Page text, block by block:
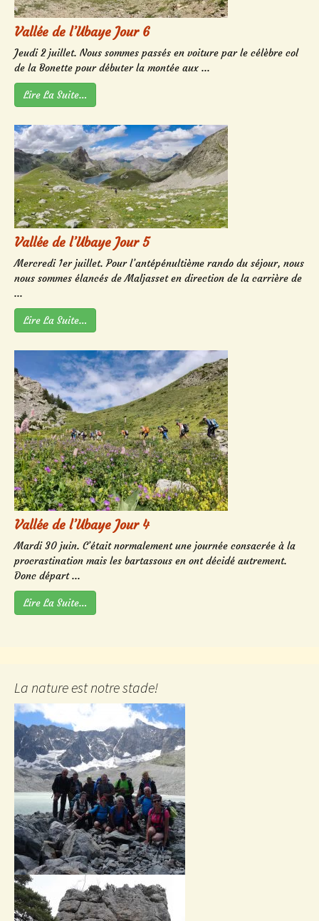
Vallée de l’Ubaye Jour 6
Jeudi 2 juillet. Nous sommes passés en voiture par le célèbre col
de la Bonette pour débuter la montée aux ...
Lire La Suite…
Vallée de l’Ubaye Jour 5
Mercredi 1er juillet. Pour l’antépénultième rando du séjour, nous
nous sommes élancés de Maljasset en direction de la carrière de
...
Lire La Suite…
Vallée de l’Ubaye Jour 4
Mardi 30 juin. C’était normalement une journée consacrée à la
procrastination mais les bartassous en ont décidé autrement.
Donc départ ...
Lire La Suite…
La nature est notre stade!